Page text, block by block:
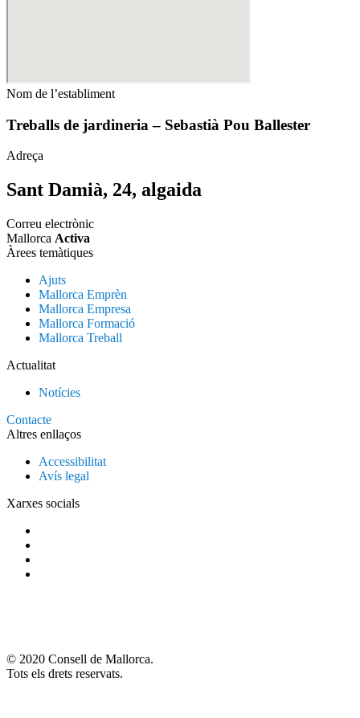
Nom de l’establiment
Treballs de jardineria – Sebastià Pou Ballester
Adreça
Sant Damià, 24, algaida
Correu electrònic
Mallorca Activa
Àrees temàtiques
Ajuts
Mallorca Emprèn
Mallorca Empresa
Mallorca Formació
Mallorca Treball
Actualitat
Notícies
Contacte
Altres enllaços
Accessibilitat
Avís legal
Xarxes socials
© 2020 Consell de Mallorca.
Tots els drets reservats.